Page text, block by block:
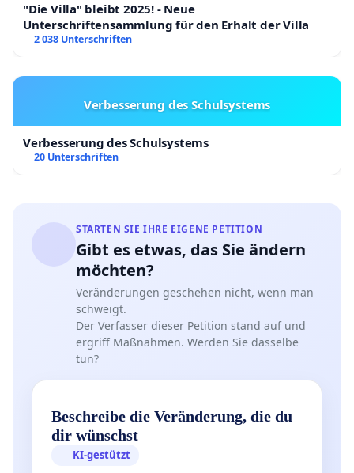
"Die Villa" bleibt 2025! - Neue
Unterschriftensammlung für den Erhalt der Villa
2 038 Unterschriften
Verbesserung des Schulsystems
Verbesserung des Schulsystems
20 Unterschriften
STARTEN SIE IHRE EIGENE PETITION
Gibt es etwas, das Sie ändern
möchten?
Veränderungen geschehen nicht, wenn man
schweigt.
Der Verfasser dieser Petition stand auf und
ergriff Maßnahmen. Werden Sie dasselbe
tun?
Beschreibe die Veränderung, die du
dir wünschst
KI-gestützt